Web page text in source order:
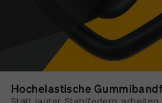
Hochelastische